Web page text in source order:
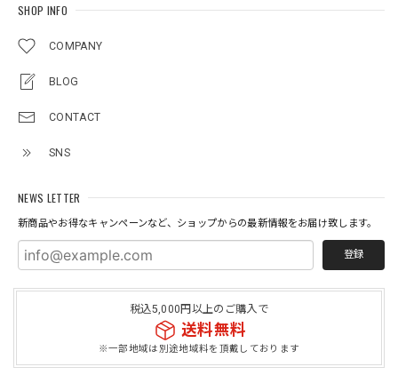
SHOP INFO
COMPANY
BLOG
CONTACT
SNS
NEWS LETTER
新商品やお得なキャンペーンなど、ショップからの最新情報をお届け致します。
登録
税込5,000円以上のご購入で
送料無料
※一部地域は別途地域料を頂戴しております